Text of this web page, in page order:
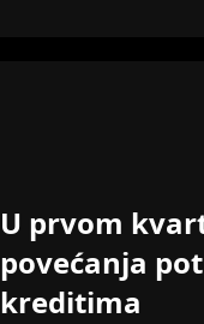
U prvom
povećanja
kreditima